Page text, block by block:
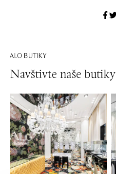
ALO BUTIKY
Navštivte naše butiky